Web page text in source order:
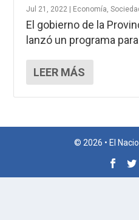
Jul 21, 2022 Economía,
El gobierno de la
lanzó un programa
LEER MÁS
© 2026 • El